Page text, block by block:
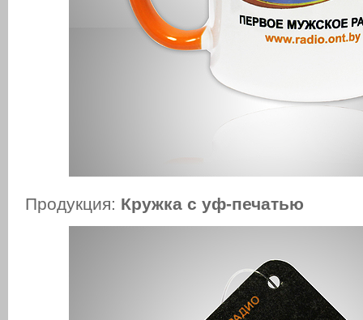
Продукция: Кружка c уф-печатью